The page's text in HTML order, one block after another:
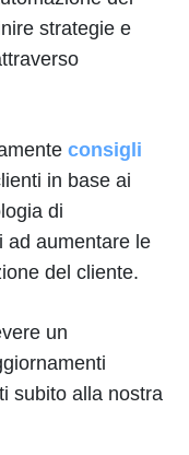
strategie e
consigli
in base ai
di
ad aumentare le
del cliente.
un
subito alla nostra